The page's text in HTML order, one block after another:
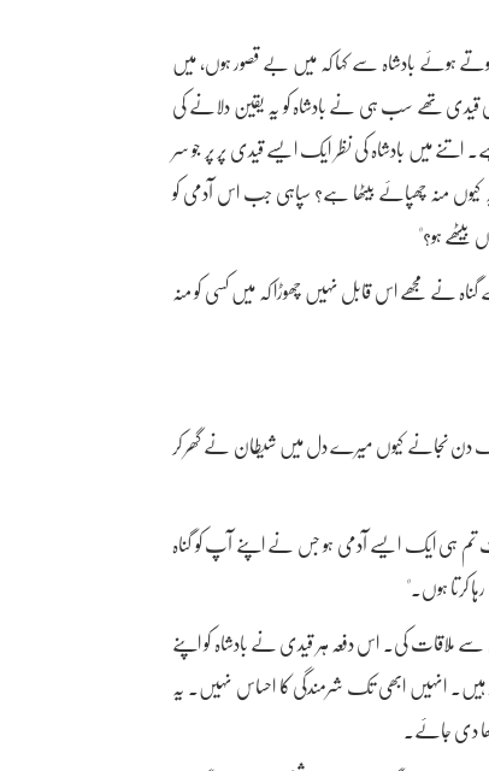
ہوئے بادشاہ سے کہا کہ میں بے قصور ہوں، میں
قیدی تھے سب ہی نے بادشاہ کو یہ یقین دلانے کی
میں بادشاہ کی نظر ایک ایسے قیدی پر پر جو سر
کیوں منہ چھپائے بیٹھا ہے؟ سپاہی جب اس آدمی کو
بیٹھے ہو؟"
نے مجھے اس قابل نہیں چھوڑا کہ میں کسی کو منہ
دن نجانے کیوں میرے دل میں شیطان نے گھر کر
ہی ایک ایسے آدمی ہو جس نے اپنے آپ کو گناہ
کرتا ہوں۔"
سے ملاقات کی۔ اس دفعہ ہر قیدی نے بادشاہ کو اپنے
ہیں۔ انہیں ابھی تک شرمندگی کا احساس نہیں۔ یہ
دی جائے۔